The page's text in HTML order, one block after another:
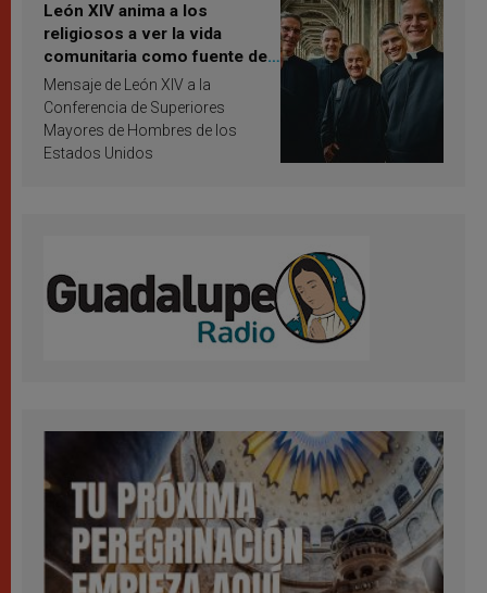
León XIV anima a los
religiosos a ver la vida
comunitaria como fuente de
inspiración y santificación
Mensaje de León XIV a la
Conferencia de Superiores
Mayores de Hombres de los
Estados Unidos